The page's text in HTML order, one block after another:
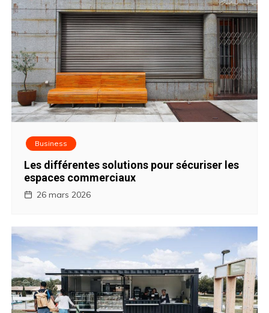
l
’
a
r
t
e
Business
Les différentes solutions pour sécuriser les
espaces commerciaux
26 mars 2026